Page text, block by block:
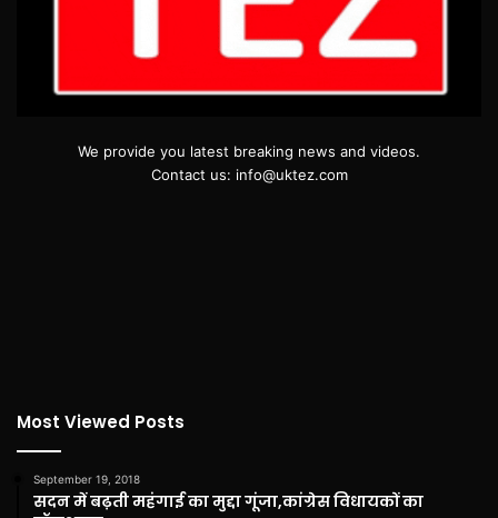
We provide you latest breaking news and videos.
Contact us: info@uktez.com
Most Viewed Posts
September 19, 2018
सदन में बढ़ती महंगाई का मुद्दा गूंजा,कांग्रेस विधायकों का